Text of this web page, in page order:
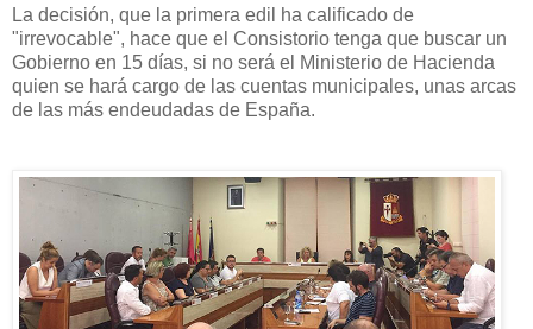
La decisión, que la primera edil ha calificado de
"irrevocable", hace que el Consistorio tenga que buscar un
Gobierno en 15 días, si no será el Ministerio de Hacienda
quien se hará cargo de las cuentas municipales, unas arcas
de las más endeudadas de España.